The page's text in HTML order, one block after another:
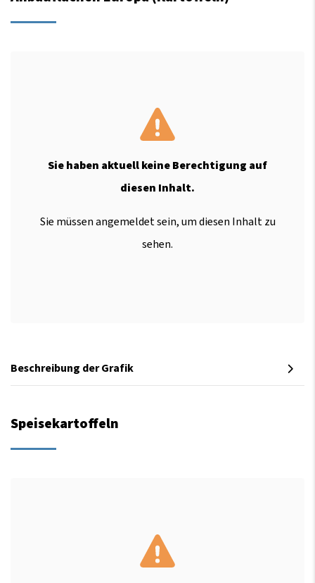
Sie haben aktuell keine Berechtigung auf
diesen Inhalt.
Sie müssen angemeldet sein, um diesen Inhalt zu
sehen.
Beschreibung der Grafik
Speisekartoffeln